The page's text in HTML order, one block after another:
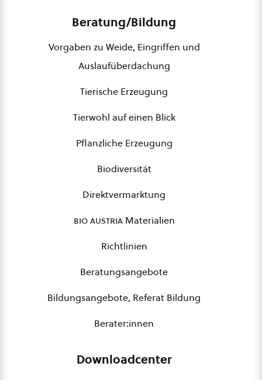
Beratung/Bildung
Vorgaben zu Weide, Eingriffen und
Auslaufüberdachung
Tierische Erzeugung
Tierwohl auf einen Blick
Pflanzliche Erzeugung
Biodiversität
Direktvermarktung
bio austriaMaterialien
Richtlinien
Beratungsangebote
Bildungsangebote, Referat Bildung
Berater:innen
Downloadcenter